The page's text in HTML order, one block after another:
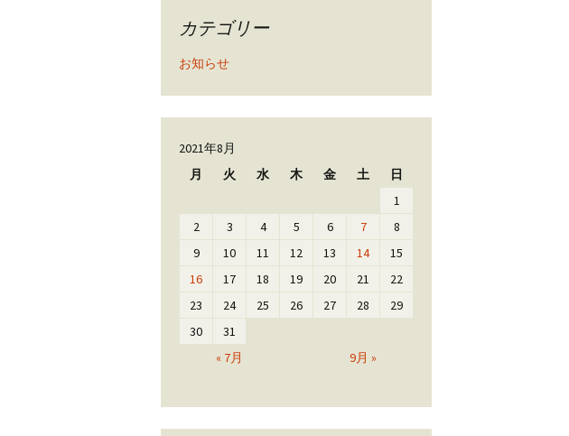
カテゴリー
お知らせ
2021年8月
月
火 水 木 金 土 日
« 7月 9月 »
1
2
3 4 5 6 7
8
9
10 11 12 13 14
15
16
17 18 19 20 21
22
23
24 25 26 27 28
29
30
31